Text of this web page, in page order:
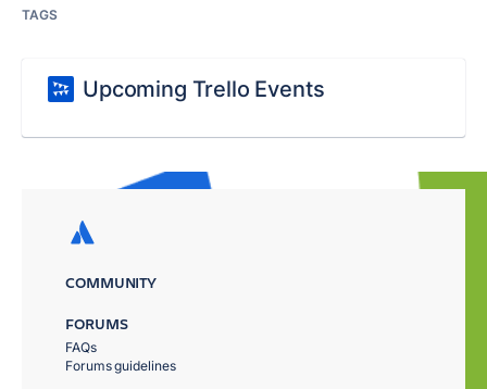
TAGS
Upcoming Trello Events
COMMUNITY
FORUMS
FAQs
Forums guidelines